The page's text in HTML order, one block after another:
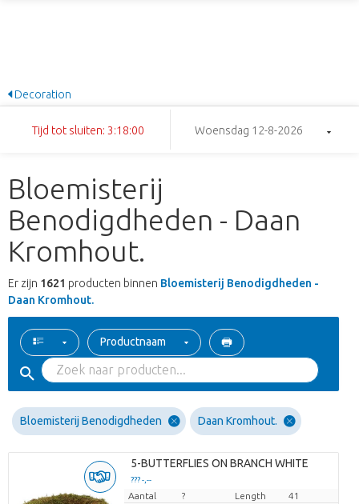
Decoration
Tijd tot sluiten: 3:17:59 Woensdag 12-8-2026
Bloemisterij
Benodigdheden - Daan
Kromhout.
Er zijn 1621 producten binnen Bloemisterij Benodigdheden -
Daan Kromhout.
Productnaam
Bloemisterij Benodigdheden Daan Kromhout.
5-BUTTERFLIES ON BRANCH WHITE
??? -,--
Prijs per stuk
Aantal ? Length
41